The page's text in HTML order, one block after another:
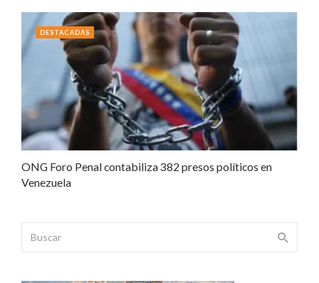
ONG Foro Penal contabiliza 382 presos políticos en
Venezuela
DESTACADAS